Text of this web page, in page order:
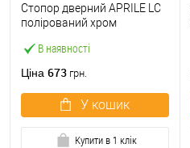
В наявності
Стопор дверний APRILE LC
полірований хром
Ціна 673 грн.
У кошик
Купити в 1 клік